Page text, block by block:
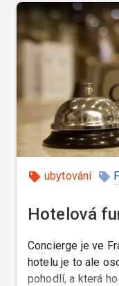
ubytování
Hotelová
Concierge je ve
hotelu je to ale
pohodlí, a která